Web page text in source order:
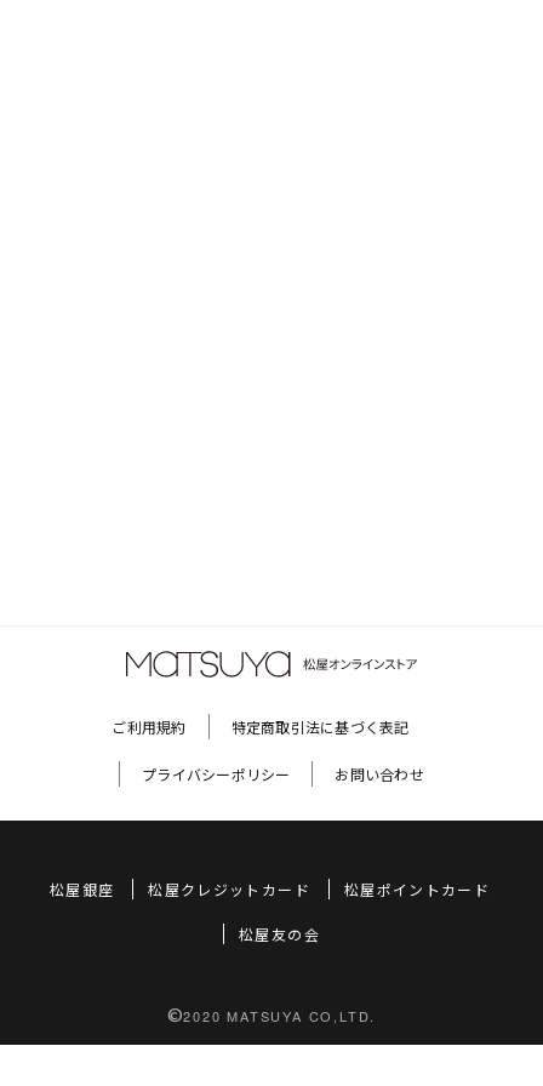
ご利用規約 特定商取引法に基づく表記
プライバシーポリシー お問い合わせ
松屋銀座 松屋クレジットカード 松屋ポイントカード
松屋友の会
©2020 MATSUYA CO,LTD.